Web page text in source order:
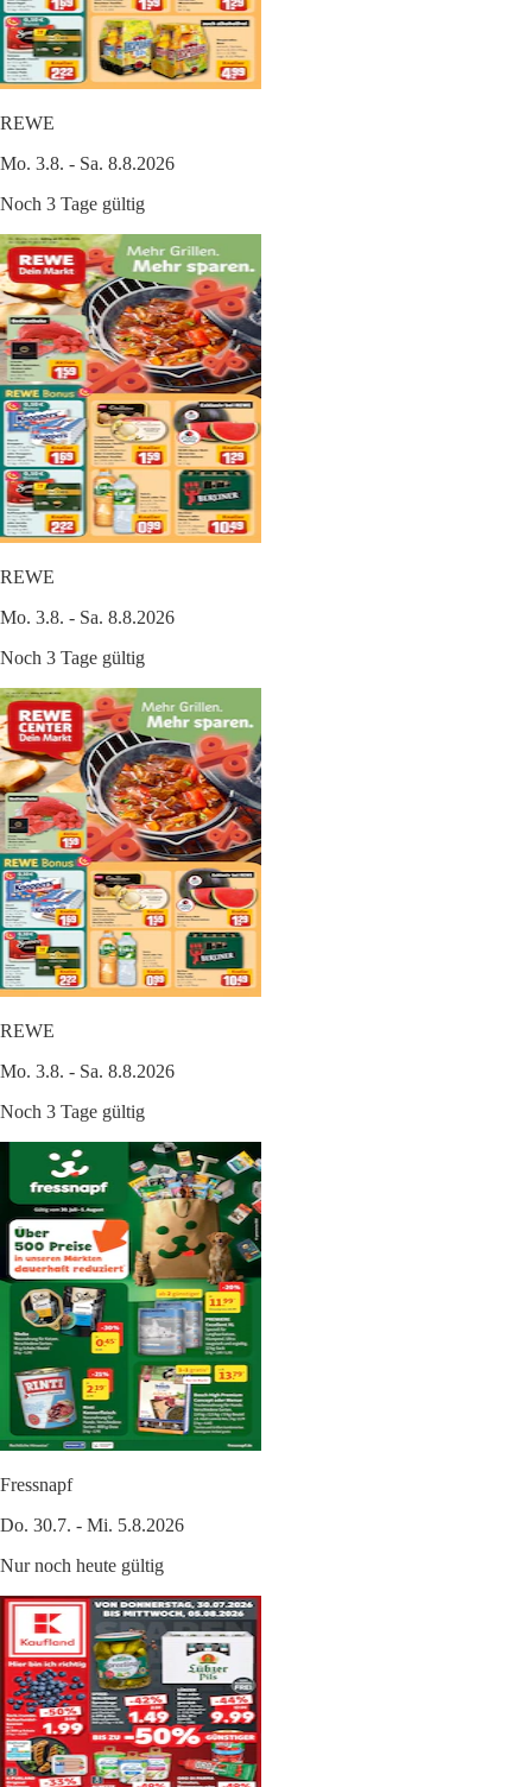
REWE
Mo. 3.8. - Sa. 8.8.2026
Noch 3 Tage gültig
REWE
Mo. 3.8. - Sa. 8.8.2026
Noch 3 Tage gültig
REWE
Mo. 3.8. - Sa. 8.8.2026
Noch 3 Tage gültig
Fressnapf
Do. 30.7. - Mi. 5.8.2026
Nur noch heute gültig